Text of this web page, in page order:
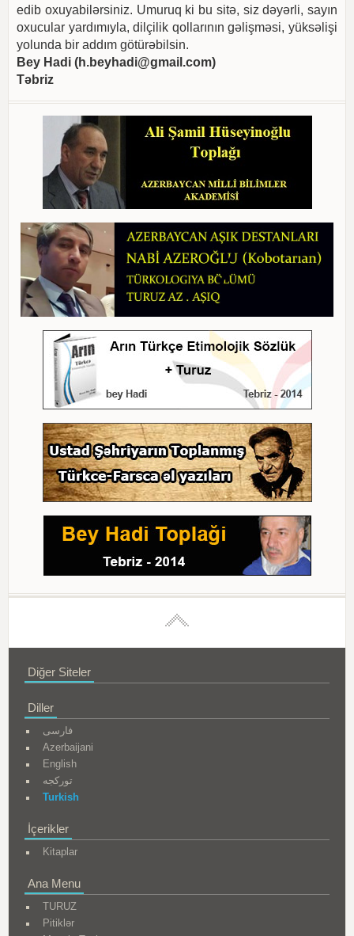
edib oxuyabilərsiniz. Umuruq ki bu sitə, siz dəyərli, sayın
oxucular yardımıyla, dilçilik qollarının gəlişməsi, yüksəlişi
yolunda bir addım götürəbilsin.
Bey Hadi (h.beyhadi@gmail.com)
Təbriz
Diğer Siteler
Diller
فارسی
Azerbaijani
English
تورکجه
Turkish
İçerikler
Kitaplar
Ana Menu
TURUZ
Pitiklər